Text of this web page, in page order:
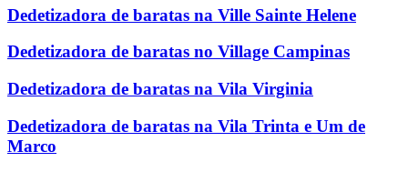
Dedetizadora de baratas na Ville Sainte Helene
Dedetizadora de baratas no Village Campinas
Dedetizadora de baratas na Vila Virginia
Dedetizadora de baratas na Vila Trinta e Um de
Marco